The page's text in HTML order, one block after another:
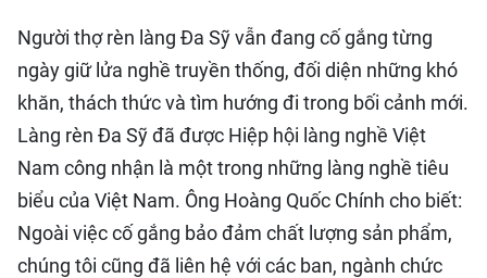
Người thợ rèn làng Đa Sỹ vẫn đang cố gắng từng
ngày giữ lửa nghề truyền thống, đối diện những khó
khăn, thách thức và tìm hướng đi trong bối cảnh mới.
Làng rèn Đa Sỹ đã được Hiệp hội làng nghề Việt
Nam công nhận là một trong những làng nghề tiêu
biểu của Việt Nam. Ông Hoàng Quốc Chính cho biết:
Ngoài việc cố gắng bảo đảm chất lượng sản phẩm,
chúng tôi cũng đã liên hệ với các ban, ngành chức